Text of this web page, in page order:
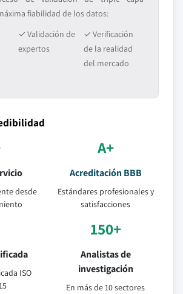
fiabilidad de los datos:
✓ Validación de
expertos
✓ Verificación
de la realidad
del mercado
desde
A+
Acreditación BBB
Estándares profesionales y
satisfacciones
ISO
150+
Analistas de
investigación
En más de 10 sectores